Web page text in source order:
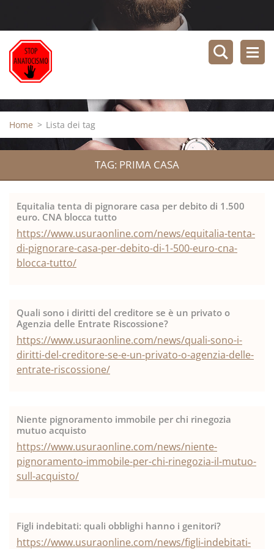
Home > Lista dei tag
TAG: PRIMA CASA
Equitalia tenta di pignorare casa per debito di 1.500
euro. CNA blocca tutto
https://www.usuraonline.com/news/equitalia-tenta-
di-pignorare-casa-per-debito-di-1-500-euro-cna-
blocca-tutto/
Quali sono i diritti del creditore se è un privato o
Agenzia delle Entrate Riscossione?
https://www.usuraonline.com/news/quali-sono-i-
diritti-del-creditore-se-e-un-privato-o-agenzia-delle-
entrate-riscossione/
Niente pignoramento immobile per chi rinegozia
mutuo acquisto
https://www.usuraonline.com/news/niente-
pignoramento-immobile-per-chi-rinegozia-il-mutuo-
sull-acquisto/
Figli indebitati: quali obblighi hanno i genitori?
https://www.usuraonline.com/news/figli-indebitati-